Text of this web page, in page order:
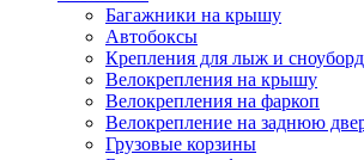
Багажники на крышу
Автобоксы
Крепления для лыж и
Велокрепления на крышу
Велокрепления на фаркоп
Велокрепление на заднюю
Грузовые корзины